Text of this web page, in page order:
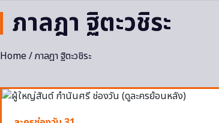
ภาลฎา ฐิตะวชิระ
Home/ ภาลฎา ฐิตะวชิระ